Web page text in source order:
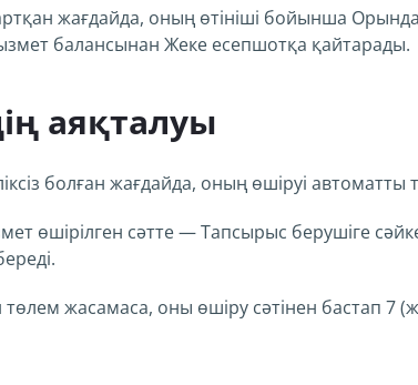
жағдайда, оның өтініші бойынша
балансынан Жеке есепшотқа қайтарады.
аяқталуы
болған жағдайда, оның өшіруі
өшірілген сәтте — Тапсырыс берушіге
жасамаса, оны өшіру сәтінен бастап 7